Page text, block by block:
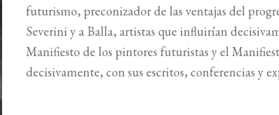
futurismo, preconizador de las ventajas del
Severini y a Balla, artistas que influirían
Manifiesto de los pintores futuristas y el
decisivamente, con sus escritos, conferencias y